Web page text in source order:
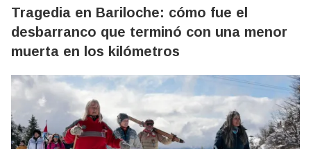
Tragedia en Bariloche: cómo fue el
desbarranco que terminó con una menor
muerta en los kilómetros